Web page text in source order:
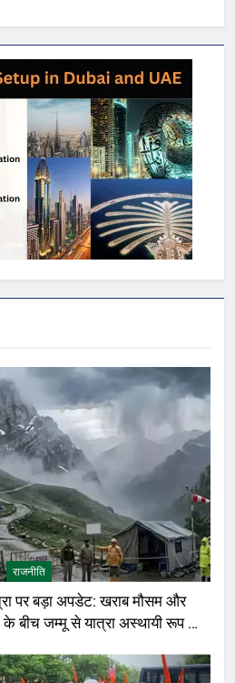
राजनीति
पर बड़ा अपडेट: खराब मौसम और
के बीच जम्मू से यात्रा अस्थायी रूप से